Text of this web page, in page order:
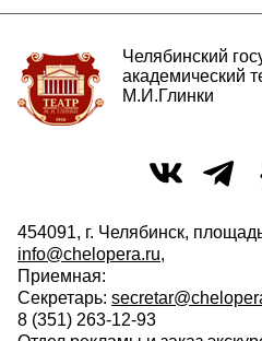
Челябинский
академический
М.И.Глинки
454091, г. Челябинск,
info@chelopera.ru,
Приемная:
Секретарь:
8 (351) 263-12-93